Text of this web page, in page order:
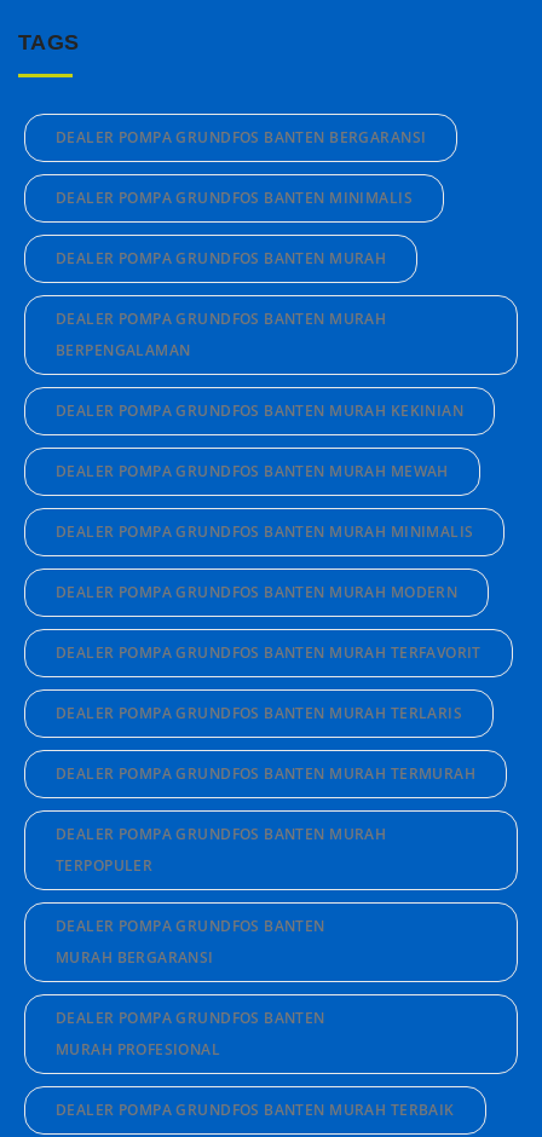
TAGS
DEALER POMPA GRUNDFOS BANTEN BERGARANSI
DEALER POMPA GRUNDFOS BANTEN MINIMALIS
DEALER POMPA GRUNDFOS BANTEN MURAH
DEALER POMPA GRUNDFOS BANTEN MURAH
BERPENGALAMAN
DEALER POMPA GRUNDFOS BANTEN MURAH KEKINIAN
DEALER POMPA GRUNDFOS BANTEN MURAH MEWAH
DEALER POMPA GRUNDFOS BANTEN MURAH MINIMALIS
DEALER POMPA GRUNDFOS BANTEN MURAH MODERN
DEALER POMPA GRUNDFOS BANTEN MURAH TERFAVORIT
DEALER POMPA GRUNDFOS BANTEN MURAH TERLARIS
DEALER POMPA GRUNDFOS BANTEN MURAH TERMURAH
DEALER POMPA GRUNDFOS BANTEN MURAH
TERPOPULER
DEALER POMPA GRUNDFOS BANTEN
MURAH BERGARANSI
DEALER POMPA GRUNDFOS BANTEN
MURAH PROFESIONAL
DEALER POMPA GRUNDFOS BANTEN MURAH TERBAIK